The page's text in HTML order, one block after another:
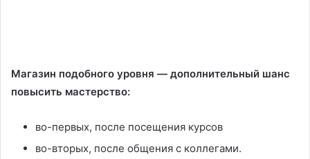
Магазин подобного уровня — дополнительный шанс
повысить мастерство:
во-первых, после посещения курсов
во-вторых, после общения с коллегами.